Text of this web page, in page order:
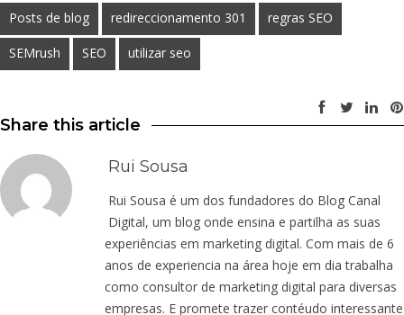
Posts de blog redireccionamento 301 regras SEO
SEMrush SEO utilizar seo
Share this article
Rui Sousa
Rui Sousa é um dos fundadores do Blog Canal
Digital, um blog onde ensina e partilha as suas
experiências em marketing digital. Com mais de 6
anos de experiencia na área hoje em dia trabalha
como consultor de marketing digital para diversas
empresas. E promete trazer contéudo interessante